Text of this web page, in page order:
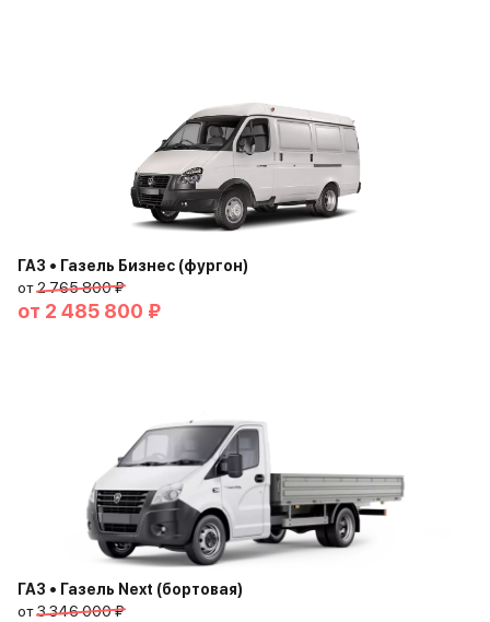
ГАЗ • Газель Бизнес (фургон)
от2 765 800 ₽
от 2 485 800 ₽
ГАЗ • Газель Next (бортовая)
от3 346 000 ₽